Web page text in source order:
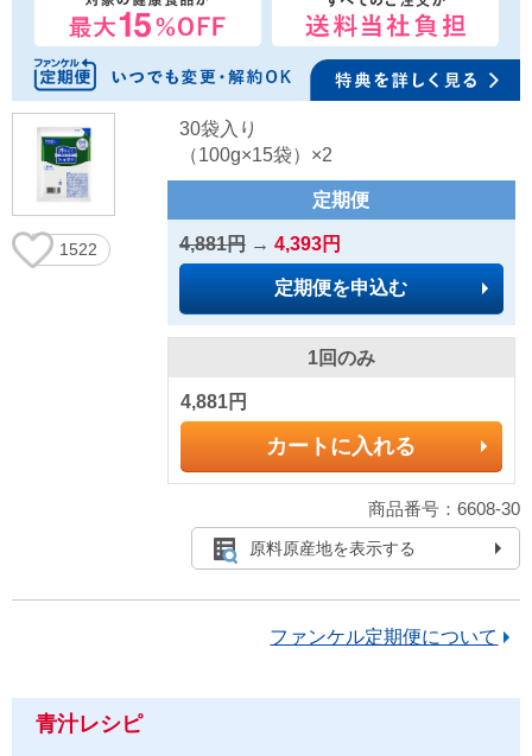
1522
30袋入り
（100g×15袋）×2
定期便
4,881円→ 4,393円
定期便を申込む
1回のみ
4,881円
カートに入れる
商品番号：6608-30
原料原産地を表示する
ファンケル定期便について
青汁レシピ